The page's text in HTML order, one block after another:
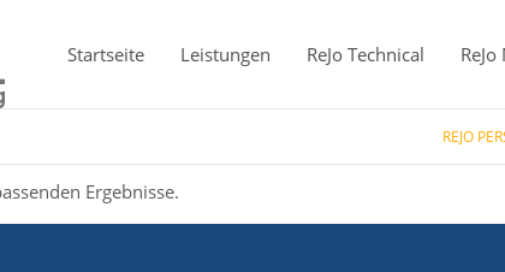
Startseite Leistungen ReJo Technical
REJO
Ergebnisse.